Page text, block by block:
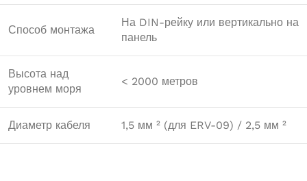
Способ монтажа
На DIN-рейку или вертикально на
панель
Высота над
уровнем моря
< 2000 метров
Диаметр кабеля 1,5 мм ² (для ERV-09) / 2,5 мм ²